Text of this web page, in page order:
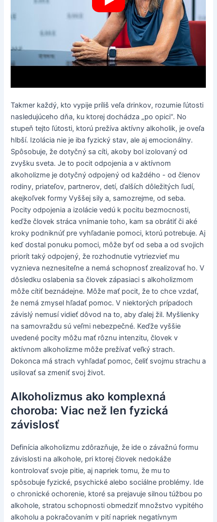
Takmer každý, kto vypije príliš veľa drinkov, rozumie ľútosti
nasledujúceho dňa, ku ktorej dochádza „po opici“. No
stupeň tejto ľútosti, ktorú prežíva aktívny alkoholik, je oveľa
hlbší. Izolácia nie je iba fyzický stav, ale aj emocionálny.
Spôsobuje, že dotyčný sa cíti, akoby bol izolovaný od
zvyšku sveta. Je to pocit odpojenia a v aktívnom
alkoholizme je dotyčný odpojený od každého - od členov
rodiny, priateľov, partnerov, detí, ďalších dôležitých ľudí,
akejkoľvek formy Vyššej sily a, samozrejme, od seba.
Pocity odpojenia a izolácie vedú k pocitu bezmocnosti,
keďže človek stráca vnímanie toho, kam sa obrátiť či aké
kroky podniknúť pre vyhľadanie pomoci, ktorú potrebuje. Aj
keď dostal ponuku pomoci, môže byť od seba a od svojich
priorít taký odpojený, že rozhodnutie vytriezvieť mu
vyznieva neznesiteľne a nemá schopnosť zrealizovať ho. V
dôsledku oslabenia sa človek zápasiaci s alkoholizmom
môže cítiť beznádejne. Môže mať pocit, že to chce vzdať,
že nemá zmysel hľadať pomoc. V niektorých prípadoch
závislý nemusí vidieť dôvod na to, aby ďalej žil. Myšlienky
na samovraždu sú veľmi nebezpečné. Keďže vyššie
uvedené pocity môžu mať rôznu intenzitu, človek v
aktívnom alkoholizme môže prežívať veľký strach.
Dokonca má strach vyhľadať pomoc, čeliť svojmu strachu a
usilovať sa zmeniť svoj život.
Alkoholizmus ako komplexná
choroba: Viac než len fyzická
závislosť
Definícia alkoholizmu zdôrazňuje, že ide o závažnú formu
závislosti na alkohole, pri ktorej človek nedokáže
kontrolovať svoje pitie, aj napriek tomu, že mu to
spôsobuje fyzické, psychické alebo sociálne problémy. Ide
o chronické ochorenie, ktoré sa prejavuje silnou túžbou po
alkohole, stratou schopnosti obmedziť množstvo vypitého
alkoholu a pokračovaním v pití napriek negatívnym